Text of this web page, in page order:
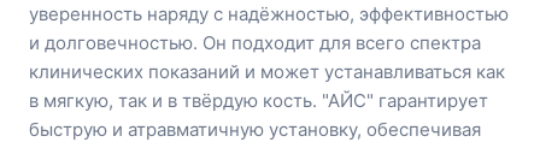
уверенность наряду с надёжностью, эффективностью
и долговечностью. Он подходит для всего спектра
клинических показаний и может устанавливаться как
в мягкую, так и в твёрдую кость. "АЙС" гарантирует
быструю и атравматичную установку, обеспечивая